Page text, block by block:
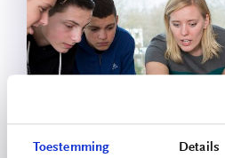
Toestemming Details
Innovatieprojecten
Technologie &